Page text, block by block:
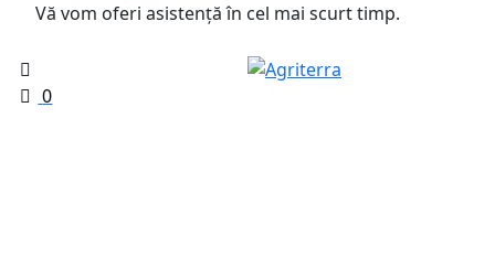
Vă vom oferi asistență în cel mai scurt timp.
0